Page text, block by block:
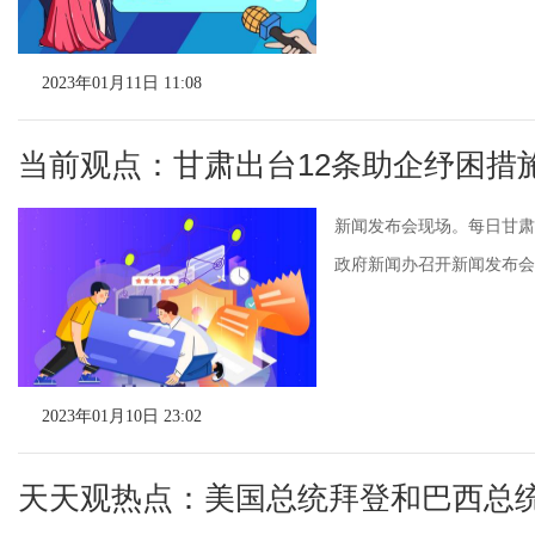
2023年01月11日 11:08
当前观点：甘肃出台12条助企纾困措
新闻发布会现场。每日甘
政府新闻办召开新闻发布
2023年01月10日 23:02
天天观热点：美国总统拜登和巴西总